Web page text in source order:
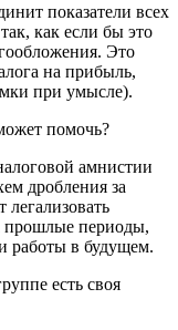
показатели всех
как если бы это
Это
на прибыль,
при умысле).
помочь?
амнистии
дробления за
прошлые периоды,
работы в будущем.
есть своя